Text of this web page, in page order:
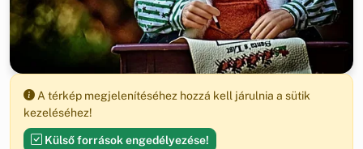
A térkép megjelenítéséhez hozzá kell járulnia a sütik
kezeléséhez!
Külső források engedélyezése!